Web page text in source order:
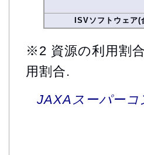
ISVソフトウェア(
※2 資源の利用割
用割合.
JAXAスーパーコ